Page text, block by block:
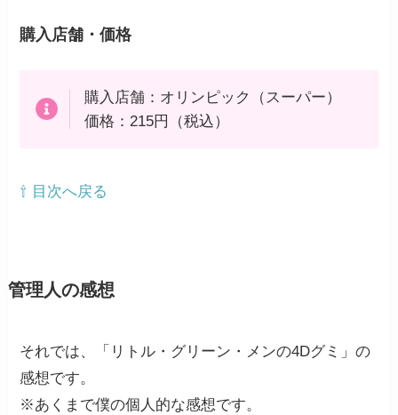
購入店舗・価格
購入店舗：オリンピック（スーパー）
価格：215円（税込）
⇧ 目次へ戻る
管理人の感想
それでは、「リトル・グリーン・メンの4Dグミ」の
感想です。
※あくまで僕の個人的な感想です。